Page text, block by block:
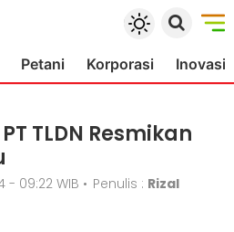
Petani Korporasi Inovasi
TLDN Resmikan
09:22 WIB • Penulis : Rizal